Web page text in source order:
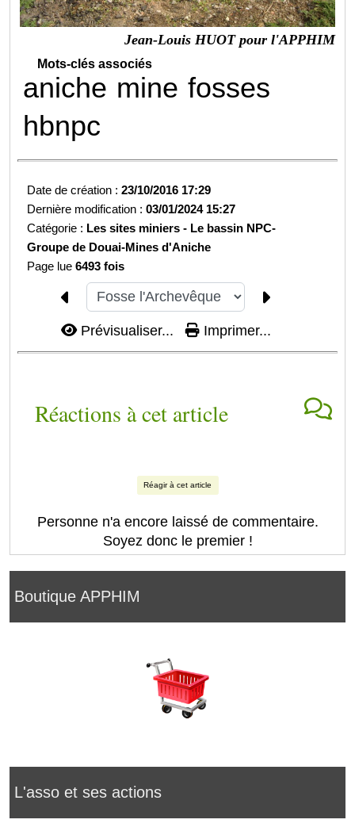
Boutique APPHIM
L'asso et ses actions
Jean-Louis HUOT pour l'APPHIM
Mots-clés associés
aniche mine fosses
hbnpc
Date de création :23/10/2016 17:29
Dernière modification :03/01/2024 15:27
Catégorie : Les sites miniers - Le bassin NPC-
Groupe de Douai-Mines d'Aniche
Page lue6493 fois
Prévisualiser... Imprimer...
Réactions à cet article
Réagir à cet article
Personne n'a encore laissé de commentaire.
Soyez donc le premier !